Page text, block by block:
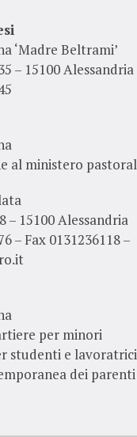
‘Madre Beltrami’
– 15100 Alessandria
al ministero
– 15100 Alessandria
– Fax 0131236118 –
per minori
studenti e lavoratrici
dei